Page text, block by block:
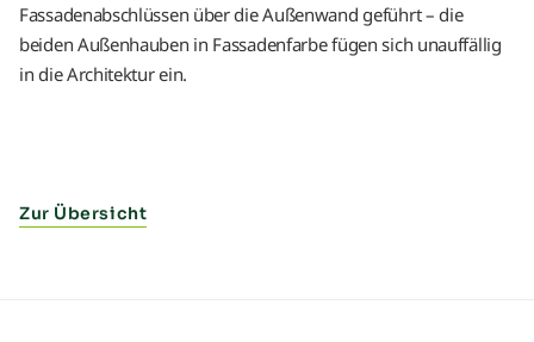
Fassadenabschlüssen über die Außenwand geführt – die
beiden Außenhauben in Fassadenfarbe fügen sich unauffällig
in die Architektur ein.
Zur Übersicht